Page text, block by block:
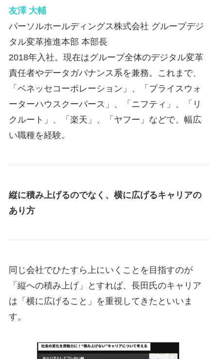
友澤 大輔
パーソルホールディングス株式会社 グループデジ
タル変革推進本部 本部長
2018年入社。現在はグループ全体のデジタル変革
責任者やデータガバナンス系を兼務。これまで、
「ベネッセコーポレーション」、「プライスウォ
ーターハウスクーパース」、「ニフティ」、「リ
クルート」、「楽天」、「ヤフー」などで、幅広
い職種を経験。
縦に積み上げるのでなく、横に広げるキャリアの
あり方
同じ会社でひたすら上にいくことを目指すのが
「縦への積み上げ」とすれば、長田氏のキャリア
は「横に広げること」を重視してきたといいま
す。